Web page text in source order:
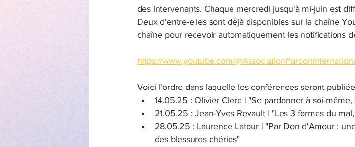
des intervenants. Chaque mercredi jusqu'à mi-juin est
Deux d'entre-elles sont déjà disponibles sur la chaîne
chaîne pour recevoir automatiquement les notifications
https://www.youtube.com/
Voici l'ordre dans laquelle les conférences seront
14.05.25 : Olivier Clerc | "Se pardonner à soi-
21.05.25 : Jean-Yves Revault | "Les 3 formes du
28.05.25 : Laurence Latour | "Par Don d'Amour :
des blessures chéries"